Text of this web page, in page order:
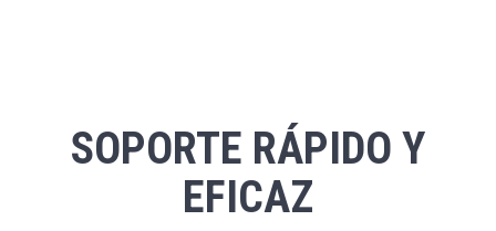
SOPORTE RÁPIDO Y
EFICAZ